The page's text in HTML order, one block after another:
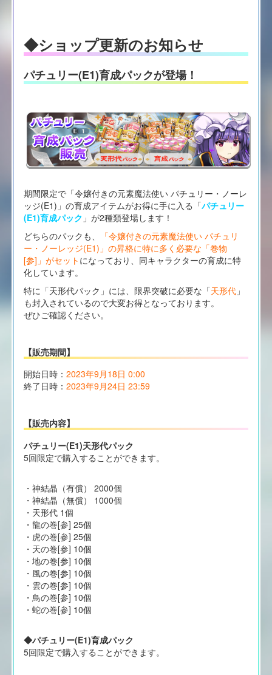
◆ショップ更新のお知らせ
パチュリー(E1)育成パックが登場！
期間限定で「令嬢付きの元素魔法使い パチュリー・ノーレ
ッジ(E1)」の育成アイテムがお得に手に入る「パチュリー
(E1)育成パック 」が2種類登場します！
どちらのパックも、
「令嬢付きの元素魔法使い パチュリ
ー・ノーレッジ(E1)」の昇格に特に多く必要な「巻物
[参]」がセット になっており、同キャラクターの育成に特
化しています。
特に「天形代パック」には、限界突破に必要な「天形代」
も封入されているので大変お得となっております。
ぜひご確認ください。
【販売期間】
開始日時： 2023年9月18日 0:00
終了日時： 2023年9月24日 23:59
【販売内容】
パチュリー(E1)天形代パック
5回限定で購入することができます。
・神結晶（有償） 2000個
・神結晶（無償） 1000個
・天形代 1個
・龍の巻[参] 25個
・虎の巻[参] 25個
・天の巻[参] 10個
・地の巻[参] 10個
・風の巻[参] 10個
・雲の巻[参] 10個
・鳥の巻[参] 10個
・蛇の巻[参] 10個
◆パチュリー(E1)育成パック
5回限定で購入することができます。